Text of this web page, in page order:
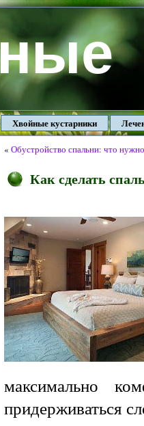
Хвойные кустарники
« Обустройство спальни: что
Как сделать
максимально
придерживаться